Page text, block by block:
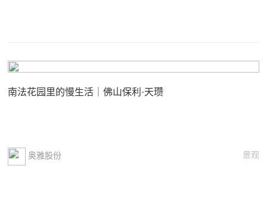
南法花园里的慢生活｜佛山保利·天瓒
奥雅股份 景观